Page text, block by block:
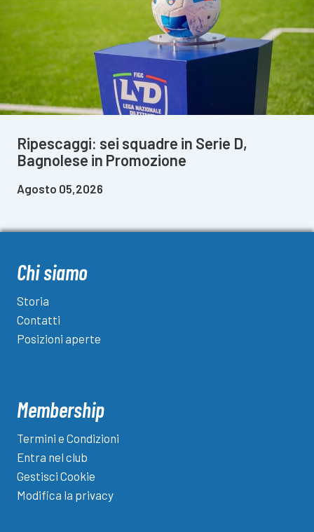
Ripescaggi: sei squadre in Serie D,
Bagnolese in Promozione
Agosto 05,2026
Chi siamo
Storia
Contatti
Posizioni aperte
Membership
Termini e Condizioni
Entra nel club
Gestisci Cookie
Modifica la privacy